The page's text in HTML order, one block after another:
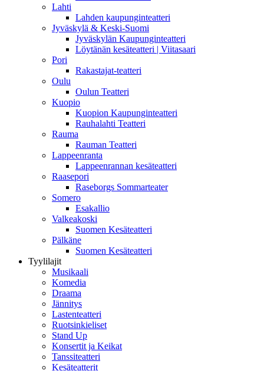
Lahti
Lahden kaupunginteatteri
Jyväskylä & Keski-Suomi
Jyväskylän Kaupunginteatteri
Löytänän kesäteatteri | Viitasaari
Pori
Rakastajat-teatteri
Oulu
Oulun Teatteri
Kuopio
Kuopion Kaupunginteatteri
Rauhalahti Teatteri
Rauma
Rauman Teatteri
Lappeenranta
Lappeenrannan kesäteatteri
Raasepori
Raseborgs Sommarteater
Somero
Esakallio
Valkeakoski
Suomen Kesäteatteri
Pälkäne
Suomen Kesäteatteri
Tyylilajit
Musikaali
Komedia
Draama
Jännitys
Lastenteatteri
Ruotsinkieliset
Stand Up
Konsertit ja Keikat
Tanssiteatteri
Kesäteatterit